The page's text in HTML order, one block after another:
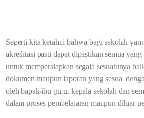
Seperti kita ketahui bahwa bagi sekolah
akreditasi pasti dapat dipastikan semua
untuk mempersiapkan segala sesuatunya
dokumen maupun laporan yang sesuai
oleh bapak/ibu guru, kepala sekolah dan
dalam proses pembelajaran maupun diluar